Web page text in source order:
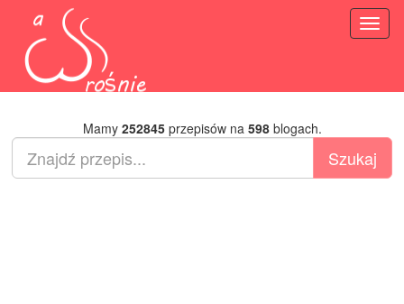
Mamy 252845przepisów na 598blogach.